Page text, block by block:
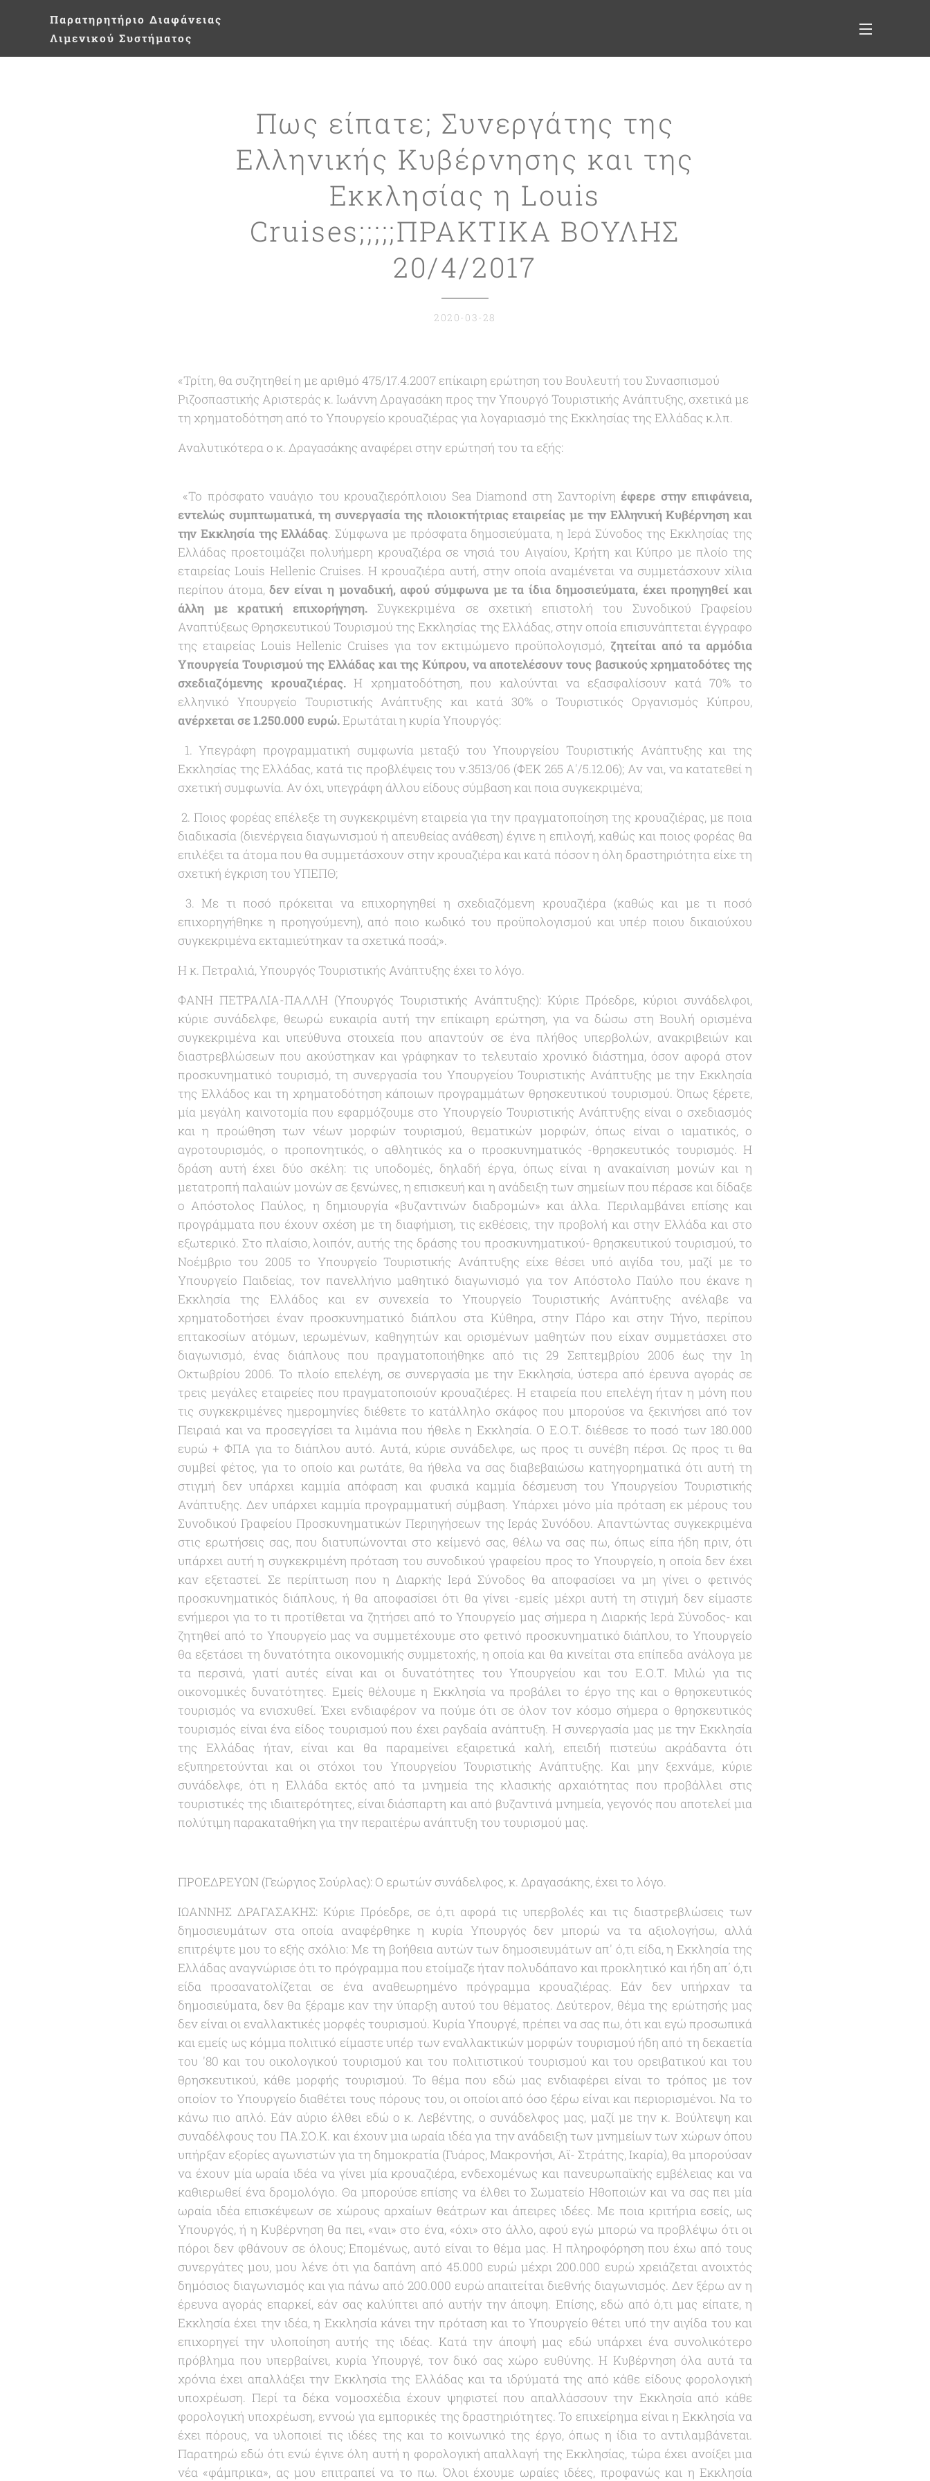
Παρατηρητήριο Διαφάνειας
Λιμενικού Συστήματος
Πως είπατε; Συνεργάτης της
Ελληνικής Κυβέρνησης και της
Εκκλησίας η Louis
Cruises;;;;;ΠΡΑΚΤΙΚΑ ΒΟΥΛΗΣ
20/4/2017
2020-03-28
«Τρίτη, θα συζητηθεί η με αριθμό 475/17.4.2007 επίκαιρη ερώτηση του Βουλευτή του Συνασπισμού
Ριζοσπαστικής Αριστεράς κ. Ιωάννη Δραγασάκη προς την Υπουργό Τουριστικής Ανάπτυξης, σχετικά με
τη χρηματοδότηση από το Υπουργείο κρουαζιέρας για λογαριασμό της Εκκλησίας της Ελλάδας κ.λπ.
Αναλυτικότερα ο κ. Δραγασάκης αναφέρει στην ερώτησή του τα εξής:
«Το πρόσφατο ναυάγιο του κρουαζιερόπλοιου Sea Diamond στη Σαντορίνη έφερε στην επιφάνεια,
εντελώς συμπτωματικά, τη συνεργασία της πλοιοκτήτριας εταιρείας με την Ελληνική Κυβέρνηση και
την Εκκλησία της Ελλάδας. Σύμφωνα με πρόσφατα δημοσιεύματα, η Ιερά Σύνοδος της Εκκλησίας της
Ελλάδας προετοιμάζει πολυήμερη κρουαζιέρα σε νησιά του Αιγαίου, Κρήτη και Κύπρο με πλοίο της
εταιρείας Louis Hellenic Cruises. Η κρουαζιέρα αυτή, στην οποία αναμένεται να συμμετάσχουν χίλια
περίπου άτομα,δεν είναι η μοναδική, αφού σύμφωνα με τα ίδια δημοσιεύματα, έχει προηγηθεί και
άλλη με κρατική επιχορήγηση. Συγκεκριμένα σε σχετική επιστολή του Συνοδικού Γραφείου
Αναπτύξεως Θρησκευτικού Τουρισμού της Εκκλησίας της Ελλάδας, στην οποία επισυνάπτεται έγγραφο
της εταιρείας Louis Hellenic Cruises για τον εκτιμώμενο προϋπολογισμό, ζητείται από τα αρμόδια
Υπουργεία Τουρισμού της Ελλάδας και της Κύπρου, να αποτελέσουν τους βασικούς χρηματοδότες της
σχεδιαζόμενης κρουαζιέρας.Η χρηματοδότηση, που καλούνται να εξασφαλίσουν κατά 70% το
ελληνικό Υπουργείο Τουριστικής Ανάπτυξης και κατά 30% ο Τουριστικός Οργανισμός Κύπρου,
ανέρχεται σε 1.250.000 ευρώ.Ερωτάται η κυρία Υπουργός:
1. Υπεγράφη προγραμματική συμφωνία μεταξύ του Υπουργείου Τουριστικής Ανάπτυξης και της
Εκκλησίας της Ελλάδας, κατά τις προβλέψεις του ν.3513/06 (ΦΕΚ 265 Α'/5.12.06); Αν ναι, να κατατεθεί η
σχετική συμφωνία. Αν όχι, υπεγράφη άλλου είδους σύμβαση και ποια συγκεκριμένα;
2. Ποιος φορέας επέλεξε τη συγκεκριμένη εταιρεία για την πραγματοποίηση της κρουαζιέρας, με ποια
διαδικασία (διενέργεια διαγωνισμού ή απευθείας ανάθεση) έγινε η επιλογή, καθώς και ποιος φορέας θα
επιλέξει τα άτομα που θα συμμετάσχουν στην κρουαζιέρα και κατά πόσον η όλη δραστηριότητα είχε τη
σχετική έγκριση του ΥΠΕΠΘ;
3. Με τι ποσό πρόκειται να επιχορηγηθεί η σχεδιαζόμενη κρουαζιέρα (καθώς και με τι ποσό
επιχορηγήθηκε η προηγούμενη), από ποιο κωδικό του προϋπολογισμού και υπέρ ποιου δικαιούχου
συγκεκριμένα εκταμιεύτηκαν τα σχετικά ποσά;».
Η κ. Πετραλιά, Υπουργός Τουριστικής Ανάπτυξης έχει το λόγο.
ΦΑΝΗ ΠΕΤΡΑΛΙΑ-ΠΑΛΛΗ (Υπουργός Τουριστικής Ανάπτυξης): Κύριε Πρόεδρε, κύριοι συνάδελφοι,
κύριε συνάδελφε, θεωρώ ευκαιρία αυτή την επίκαιρη ερώτηση, για να δώσω στη Βουλή ορισμένα
συγκεκριμένα και υπεύθυνα στοιχεία που απαντούν σε ένα πλήθος υπερβολών, ανακριβειών και
διαστρεβλώσεων που ακούστηκαν και γράφηκαν το τελευταίο χρονικό διάστημα, όσον αφορά στον
προσκυνηματικό τουρισμό, τη συνεργασία του Υπουργείου Τουριστικής Ανάπτυξης με την Εκκλησία
της Ελλάδος και τη χρηματοδότηση κάποιων προγραμμάτων θρησκευτικού τουρισμού. Όπως ξέρετε,
μία μεγάλη καινοτομία που εφαρμόζουμε στο Υπουργείο Τουριστικής Ανάπτυξης είναι ο σχεδιασμός
και η προώθηση των νέων μορφών τουρισμού, θεματικών μορφών, όπως είναι ο ιαματικός, ο
αγροτουρισμός, ο προπονητικός, ο αθλητικός κα ο προσκυνηματικός -θρησκευτικός τουρισμός. Η
δράση αυτή έχει δύο σκέλη: τις υποδομές, δηλαδή έργα, όπως είναι η ανακαίνιση μονών και η
μετατροπή παλαιών μονών σε ξενώνες, η επισκευή και η ανάδειξη των σημείων που πέρασε και δίδαξε
ο Απόστολος Παύλος, η δημιουργία «βυζαντινών διαδρομών» και άλλα. Περιλαμβάνει επίσης και
προγράμματα που έχουν σχέση με τη διαφήμιση, τις εκθέσεις, την προβολή και στην Ελλάδα και στο
εξωτερικό. Στο πλαίσιο, λοιπόν, αυτής της δράσης του προσκυνηματικού- θρησκευτικού τουρισμού, το
Νοέμβριο του 2005 το Υπουργείο Τουριστικής Ανάπτυξης είχε θέσει υπό αιγίδα του, μαζί με το
Υπουργείο Παιδείας, τον πανελλήνιο μαθητικό διαγωνισμό για τον Απόστολο Παύλο που έκανε η
Εκκλησία της Ελλάδος και εν συνεχεία το Υπουργείο Τουριστικής Ανάπτυξης ανέλαβε να
χρηματοδοτήσει έναν προσκυνηματικό διάπλου στα Κύθηρα, στην Πάρο και στην Τήνο, περίπου
επτακοσίων ατόμων, ιερωμένων, καθηγητών και ορισμένων μαθητών που είχαν συμμετάσχει στο
διαγωνισμό, ένας διάπλους που πραγματοποιήθηκε από τις 29 Σεπτεμβρίου 2006 έως την 1η
Οκτωβρίου 2006. Το πλοίο επελέγη, σε συνεργασία με την Εκκλησία, ύστερα από έρευνα αγοράς σε
τρεις μεγάλες εταιρείες που πραγματοποιούν κρουαζιέρες. Η εταιρεία που επελέγη ήταν η μόνη που
τις συγκεκριμένες ημερομηνίες διέθετε το κατάλληλο σκάφος που μπορούσε να ξεκινήσει από τον
Πειραιά και να προσεγγίσει τα λιμάνια που ήθελε η Εκκλησία. Ο Ε.Ο.Τ. διέθεσε το ποσό των 180.000
ευρώ + ΦΠΑ για το διάπλου αυτό. Αυτά, κύριε συνάδελφε, ως προς τι συνέβη πέρσι. Ως προς τι θα
συμβεί φέτος, για το οποίο και ρωτάτε, θα ήθελα να σας διαβεβαιώσω κατηγορηματικά ότι αυτή τη
στιγμή δεν υπάρχει καμμία απόφαση και φυσικά καμμία δέσμευση του Υπουργείου Τουριστικής
Ανάπτυξης. Δεν υπάρχει καμμία προγραμματική σύμβαση. Υπάρχει μόνο μία πρόταση εκ μέρους του
Συνοδικού Γραφείου Προσκυνηματικών Περιηγήσεων της Ιεράς Συνόδου. Απαντώντας συγκεκριμένα
στις ερωτήσεις σας, που διατυπώνονται στο κείμενό σας, θέλω να σας πω, όπως είπα ήδη πριν, ότι
υπάρχει αυτή η συγκεκριμένη πρόταση του συνοδικού γραφείου προς το Υπουργείο, η οποία δεν έχει
καν εξεταστεί. Σε περίπτωση που η Διαρκής Ιερά Σύνοδος θα αποφασίσει να μη γίνει ο φετινός
προσκυνηματικός διάπλους, ή θα αποφασίσει ότι θα γίνει -εμείς μέχρι αυτή τη στιγμή δεν είμαστε
ενήμεροι για το τι προτίθεται να ζητήσει από το Υπουργείο μας σήμερα η Διαρκής Ιερά Σύνοδος- και
ζητηθεί από το Υπουργείο μας να συμμετέχουμε στο φετινό προσκυνηματικό διάπλου, το Υπουργείο
θα εξετάσει τη δυνατότητα οικονομικής συμμετοχής, η οποία και θα κινείται στα επίπεδα ανάλογα με
τα περσινά, γιατί αυτές είναι και οι δυνατότητες του Υπουργείου και του Ε.Ο.Τ. Μιλώ για τις
οικονομικές δυνατότητες. Εμείς θέλουμε η Εκκλησία να προβάλει το έργο της και ο θρησκευτικός
τουρισμός να ενισχυθεί. Έχει ενδιαφέρον να πούμε ότι σε όλον τον κόσμο σήμερα ο θρησκευτικός
τουρισμός είναι ένα είδος τουρισμού που έχει ραγδαία ανάπτυξη. Η συνεργασία μας με την Εκκλησία
της Ελλάδας ήταν, είναι και θα παραμείνει εξαιρετικά καλή, επειδή πιστεύω ακράδαντα ότι
εξυπηρετούνται και οι στόχοι του Υπουργείου Τουριστικής Ανάπτυξης. Και μην ξεχνάμε, κύριε
συνάδελφε, ότι η Ελλάδα εκτός από τα μνημεία της κλασικής αρχαιότητας που προβάλλει στις
τουριστικές της ιδιαιτερότητες, είναι διάσπαρτη και από βυζαντινά μνημεία, γεγονός που αποτελεί μια
πολύτιμη παρακαταθήκη για την περαιτέρω ανάπτυξη του τουρισμού μας.
ΠΡΟΕΔΡΕΥΩΝ (Γεώργιος Σούρλας): Ο ερωτών συνάδελφος, κ. Δραγασάκης, έχει το λόγο.
ΙΩΑΝΝΗΣ ΔΡΑΓΑΣΑΚΗΣ: Κύριε Πρόεδρε, σε ό,τι αφορά τις υπερβολές και τις διαστρεβλώσεις των
δημοσιευμάτων στα οποία αναφέρθηκε η κυρία Υπουργός δεν μπορώ να τα αξιολογήσω, αλλά
επιτρέψτε μου το εξής σχόλιο: Με τη βοήθεια αυτών των δημοσιευμάτων απ' ό,τι είδα, η Εκκλησία της
Ελλάδας αναγνώρισε ότι το πρόγραμμα που ετοίμαζε ήταν πολυδάπανο και προκλητικό και ήδη απ΄ ό,τι
είδα προσανατολίζεται σε ένα αναθεωρημένο πρόγραμμα κρουαζιέρας. Εάν δεν υπήρχαν τα
δημοσιεύματα, δεν θα ξέραμε καν την ύπαρξη αυτού του θέματος. Δεύτερον, θέμα της ερώτησής μας
δεν είναι οι εναλλακτικές μορφές τουρισμού. Κυρία Υπουργέ, πρέπει να σας πω, ότι και εγώ προσωπικά
και εμείς ως κόμμα πολιτικό είμαστε υπέρ των εναλλακτικών μορφών τουρισμού ήδη από τη δεκαετία
του '80 και του οικολογικού τουρισμού και του πολιτιστικού τουρισμού και του ορειβατικού και του
θρησκευτικού, κάθε μορφής τουρισμού. Το θέμα που εδώ μας ενδιαφέρει είναι το τρόπος με τον
οποίον το Υπουργείο διαθέτει τους πόρους του, οι οποίοι από όσο ξέρω είναι και περιορισμένοι. Να το
κάνω πιο απλό. Εάν αύριο έλθει εδώ ο κ. Λεβέντης, ο συνάδελφος μας, μαζί με την κ. Βούλτεψη και
συναδέλφους του ΠΑ.ΣΟ.Κ. και έχουν μια ωραία ιδέα για την ανάδειξη των μνημείων των χώρων όπου
υπήρξαν εξορίες αγωνιστών για τη δημοκρατία (Γυάρος, Μακρονήσι, Αϊ- Στράτης, Ικαρία), θα μπορούσαν
να έχουν μία ωραία ιδέα να γίνει μία κρουαζιέρα, ενδεχομένως και πανευρωπαϊκής εμβέλειας και να
καθιερωθεί ένα δρομολόγιο. Θα μπορούσε επίσης να έλθει το Σωματείο Ηθοποιών και να σας πει μία
ωραία ιδέα επισκέψεων σε χώρους αρχαίων θεάτρων και άπειρες ιδέες. Με ποια κριτήρια εσείς, ως
Υπουργός, ή η Κυβέρνηση θα πει, «ναι» στο ένα, «όχι» στο άλλο, αφού εγώ μπορώ να προβλέψω ότι οι
πόροι δεν φθάνουν σε όλους; Επομένως, αυτό είναι το θέμα μας. Η πληροφόρηση που έχω από τους
συνεργάτες μου, μου λένε ότι για δαπάνη από 45.000 ευρώ μέχρι 200.000 ευρώ χρειάζεται ανοιχτός
δημόσιος διαγωνισμός και για πάνω από 200.000 ευρώ απαιτείται διεθνής διαγωνισμός. Δεν ξέρω αν η
έρευνα αγοράς επαρκεί, εάν σας καλύπτει από αυτήν την άποψη. Επίσης, εδώ από ό,τι μας είπατε, η
Εκκλησία έχει την ιδέα, η Εκκλησία κάνει την πρόταση και το Υπουργείο θέτει υπό την αιγίδα του και
επιχορηγεί την υλοποίηση αυτής της ιδέας. Κατά την άποψή μας εδώ υπάρχει ένα συνολικότερο
πρόβλημα που υπερβαίνει, κυρία Υπουργέ, τον δικό σας χώρο ευθύνης. Η Κυβέρνηση όλα αυτά τα
χρόνια έχει απαλλάξει την Εκκλησία της Ελλάδας και τα ιδρύματά της από κάθε είδους φορολογική
υποχρέωση. Περί τα δέκα νομοσχέδια έχουν ψηφιστεί που απαλλάσσουν την Εκκλησία από κάθε
φορολογική υποχρέωση, εννοώ για εμπορικές της δραστηριότητες. Το επιχείρημα είναι η Εκκλησία να
έχει πόρους, να υλοποιεί τις ιδέες της και το κοινωνικό της έργο, όπως η ίδια το αντιλαμβάνεται.
Παρατηρώ εδώ ότι ενώ έγινε όλη αυτή η φορολογική απαλλαγή της Εκκλησίας, τώρα έχει ανοίξει μια
νέα «φάμπρικα», ας μου επιτραπεί να το πω. Όλοι έχουμε ωραίες ιδέες, προφανώς και η Εκκλησία